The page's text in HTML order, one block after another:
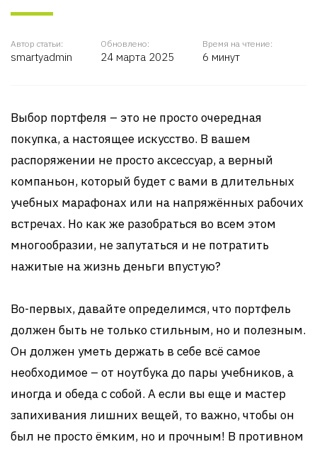
Автор статьи:
smartyadmin
Обновлено:
24 марта 2025
Время на чтение:
6 минут
Выбор портфеля – это не просто очередная
покупка, а настоящее искусство. В вашем
распоряжении не просто аксессуар, а верный
компаньон, который будет с вами в длительных
учебных марафонах или на напряжённых рабочих
встречах. Но как же разобраться во всем этом
многообразии, не запутаться и не потратить
нажитые на жизнь деньги впустую?
Во-первых, давайте определимся, что портфель
должен быть не только стильным, но и полезным.
Он должен уметь держать в себе всё самое
необходимое – от ноутбука до пары учебников, а
иногда и обеда с собой. А если вы еще и мастер
запихивания лишних вещей, то важно, чтобы он
был не просто ёмким, но и прочным! В противном